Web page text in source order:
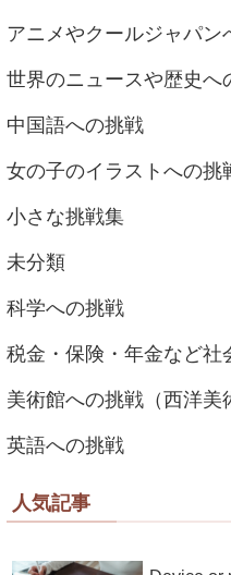
アニメやクールジャパン
世界のニュースや歴史へ
中国語への挑戦
女の子のイラストへの
小さな挑戦集
未分類
科学への挑戦
税金・保険・年金など社
美術館への挑戦（西洋美
英語への挑戦
人気記事